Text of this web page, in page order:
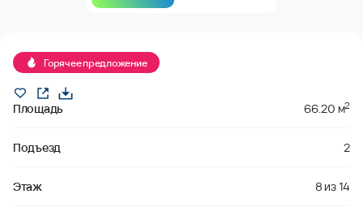
Горячее предложение
Площадь 66.20 м2
Подъезд 2
Этаж 8 из14